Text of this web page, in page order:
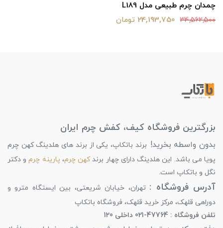
چمدان چرم طبیعی مدل L189
34,562,500 24,193,750 تومان
بزرگترین فروشگاه کیف، کفش چرم ایران
بدون واسطه بخرید! برند باتکاپ، یکی از برند های هلدینگ کهن چرم
پویا می باشد. این هلدینگ دارای چهار برندکهن چرم، پارینه چرمو دکتر
نگل و باتکاپ است.
آدرس فروشگاه : تهران، خیابان شریعتی، بین ایستگاه مترو و
دوراهی قلهک، مرکز خرید قلهک، فروشگاه باتکاپ
تلفن فروشگاه : 47764-021 داخلی 120